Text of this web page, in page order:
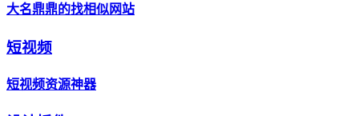
大名鼎鼎的找相似网站
短视频
短视频资源神器